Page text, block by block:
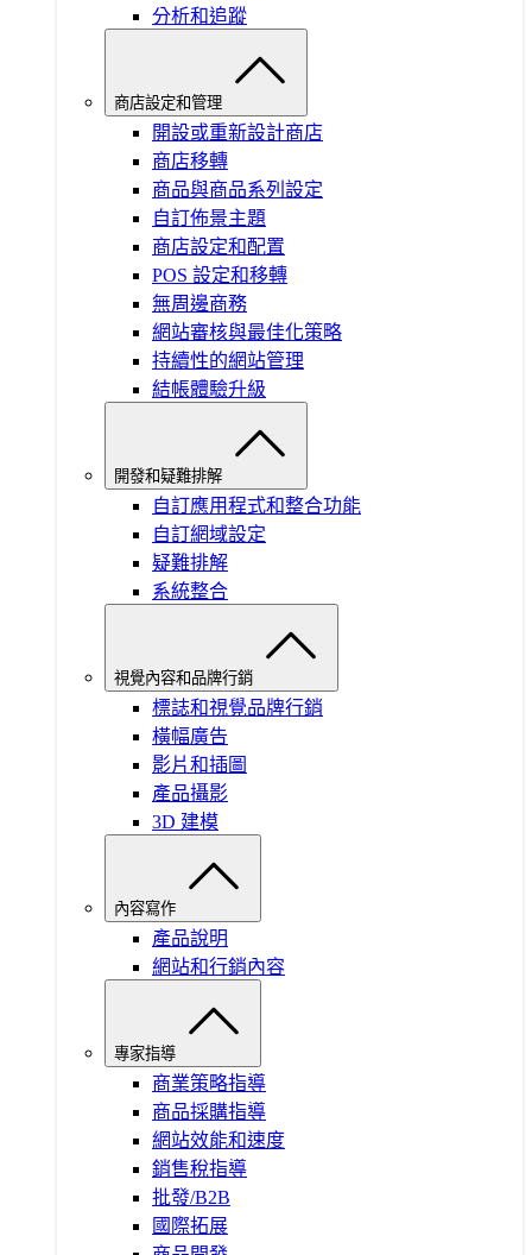
分析和追蹤
商店設定和管理
開設或重新設計商店
商店移轉
商品與商品系列設定
自訂佈景主題
商店設定和配置
POS 設定和移轉
無周邊商務
網站審核與最佳化策略
持續性的網站管理
結帳體驗升級
開發和疑難排解
自訂應用程式和整合功能
自訂網域設定
疑難排解
系統整合
視覺內容和品牌行銷
標誌和視覺品牌行銷
橫幅廣告
影片和插圖
產品攝影
3D 建模
內容寫作
產品說明
網站和行銷內容
專家指導
商業策略指導
商品採購指導
網站效能和速度
銷售稅指導
批發/B2B
國際拓展